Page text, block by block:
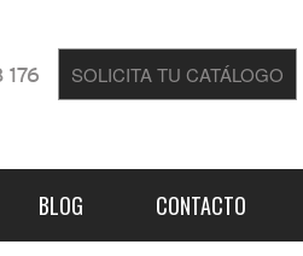
SOLICITA TU CATÁLOGO
BLOG CONTACTO